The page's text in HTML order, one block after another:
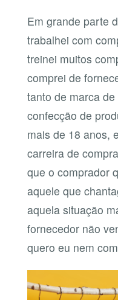
Em grande parte
trabalhei com
treinei muitos
comprei de
tanto de marca
confecção de
mais de 18 anos,
carreira de
que o comprador
aquele que
aquela situação
fornecedor não
quero eu nem